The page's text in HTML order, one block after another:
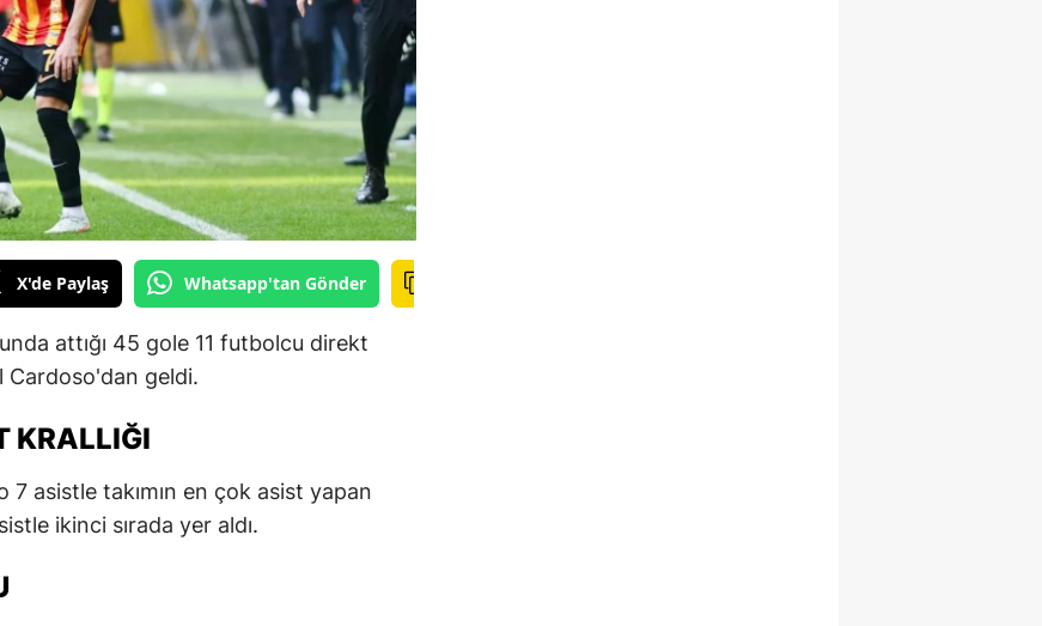
X'de Paylaş Whatsapp'tan Gönder
attığı 45 gole 11 futbolcu direkt
Cardoso'dan geldi.
KRALLIĞI
asistle takımın en çok asist yapan
ikinci sırada yer aldı.